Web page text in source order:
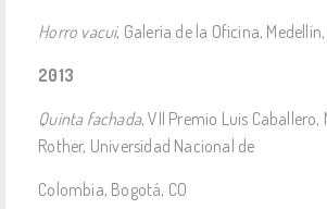
Horro vacui, Galería de la Oficina,
2013
Quinta fachada, VII Premio Luis Caballero,
Rother, Universidad Nacional de
Colombia, Bogotá, CO